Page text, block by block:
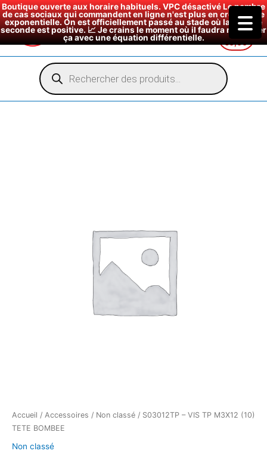
Boutique ouverte aux horaire habituels. VPC désactivé Le nombre
de cas sociaux qui commandent en ligne n'est plus en croissance
exponentielle. On est officiellement passé au stade où la dérivée
seconde est positive. 📈 Je crains le moment où il faudra modéliser
ça avec une équation différentielle.
€0,00
Recherche
de
produits
Accueil / Accessoires / Non classé / S03012TP – VIS TP M3X12 (10)
TETE BOMBEE
Non classé